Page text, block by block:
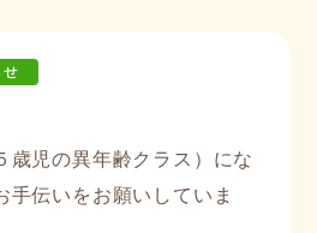
歳児の異年齢クラス）にな
手伝いをお願いしていま